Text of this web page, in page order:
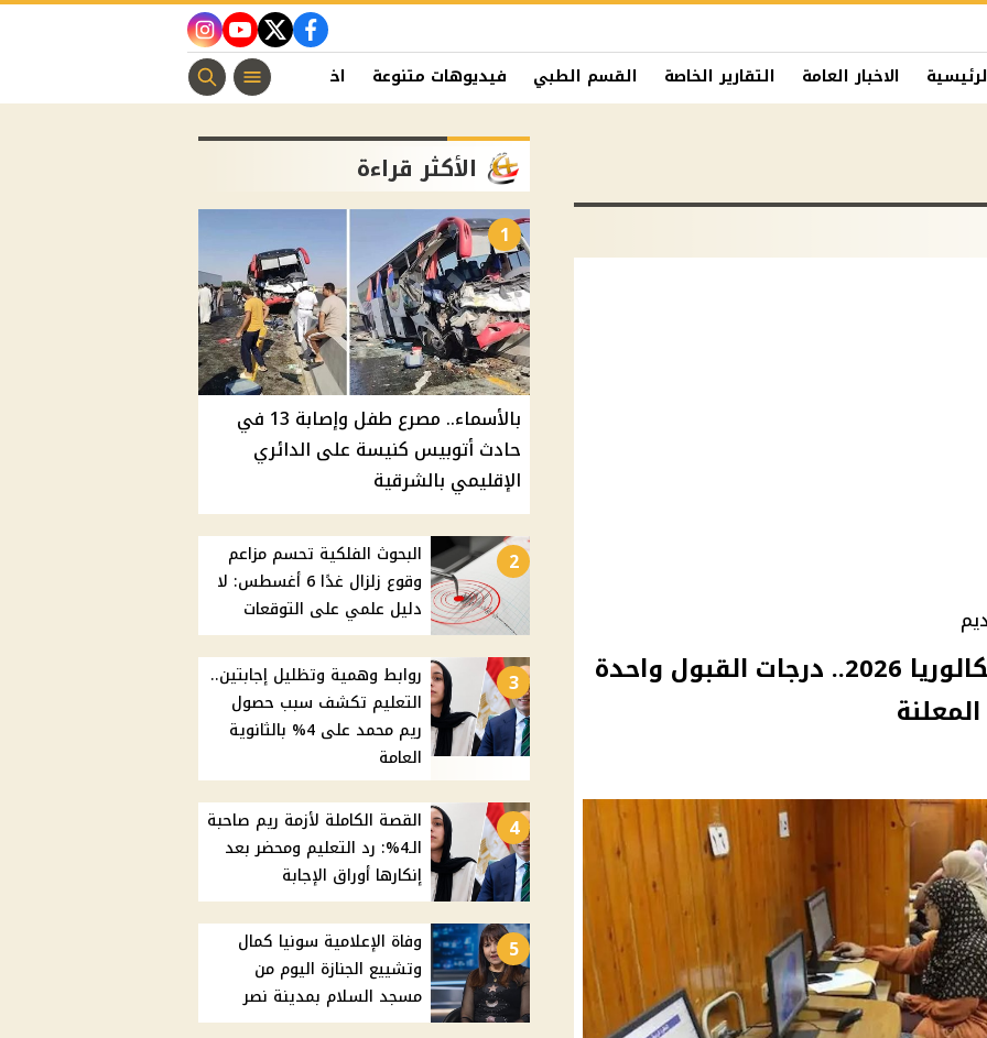
facebook
twitter
youtube
instagram
الاخبار العامة التقارير الخاصة القسم الطبي فيديوهات متنوعة اخبار الفن منوعات مسيحية
تنسيق الثانوي العام والبكالوريا 2026.. درجات القبول واحدة
الأكثر قراءة
1
بالأسماء.. مصرع طفل وإصابة 13 في
حادث أتوبيس كنيسة على الدائري
الإقليمي بالشرقية
2
البحوث الفلكية تحسم مزاعم
وقوع زلزال غدًا 6 أغسطس: لا
دليل علمي على التوقعات
3
روابط وهمية وتظليل إجابتين..
التعليم تكشف سبب حصول
ريم محمد على 4% بالثانوية
العامة
4
القصة الكاملة لأزمة ريم صاحبة
الـ4%: رد التعليم ومحضر بعد
إنكارها أوراق الإجابة
5
وفاة الإعلامية سونيا كمال
وتشييع الجنازة اليوم من
مسجد السلام بمدينة نصر